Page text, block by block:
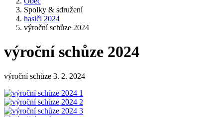
Spolky & sdružení
hasiči 2024
výroční schůze 2024
výroční schůze 2024
výroční schůze 3. 2. 2024